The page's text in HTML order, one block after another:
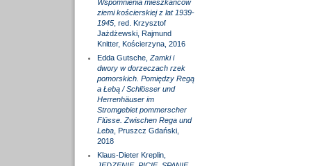
Wspomnienia mieszkańców
ziemi kościerskiej z lat 1939-
1945, red. Krzysztof
Jażdżewski, Rajmund
Knitter, Kościerzyna, 2016
Edda Gutsche, Zamki i
dwory w dorzeczach rzek
pomorskich. Pomiędzy Regą
a Łebą / Schlösser und
Herrenhäuser im
Stromgebiet pommerscher
Flüsse. Zwischen Rega und
Leba, Pruszcz Gdański,
2018
Klaus-Dieter Kreplin,